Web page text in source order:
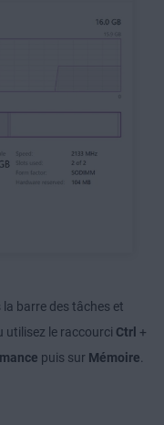
barre des tâches et
utilisez le raccourci Ctrl +
puis sur Mémoire